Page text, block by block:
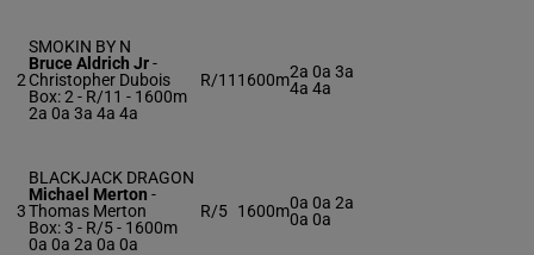
2
SMOKIN BY N
Bruce Aldrich Jr-
Christopher Dubois
Box: 2 - R/11 - 1600m
2a 0a 3a 4a 4a
R/11 1600m2a 0a 3a
4a 4a
3
BLACKJACK DRAGON
Michael Merton -
Thomas Merton
Box: 3 - R/5 - 1600m
0a 0a 2a 0a 0a
R/5 1600m0a 0a 2a
0a 0a